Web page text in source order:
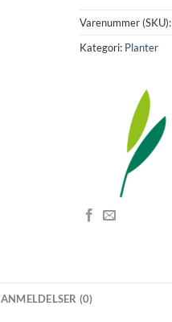
Varenummer (SKU):
Kategori: Planter
ANMELDELSER (0)